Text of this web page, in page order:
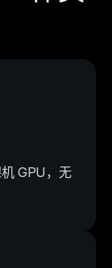
GPU，无